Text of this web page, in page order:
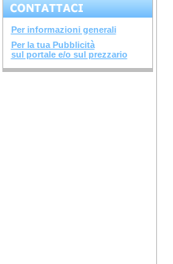
NUOVI DECRETI SU...
terminato il...
METODOLOGIE...
terminato il corso di 28...
SOVRASTRUTTURE...
terminato il corso di 12 ore...
Per informazioni generali
Per la tua Pubblicità
sul portale e/o sul prezzario